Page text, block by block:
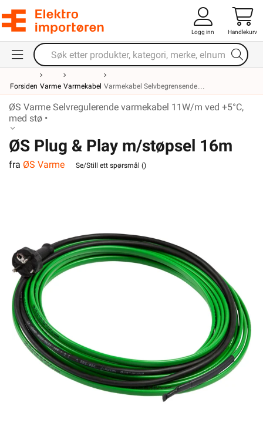
Logg inn Handlekurv
Forsiden Varme Varmekabel Varmekabel Selvbegrensende
ØS Varme Selvregulerende varmekabel 11W/m ved +5°C,
med stø •
ØS Plug & Play m/støpsel 16m
fra ØS Varme Se/Still ett spørsmål ()